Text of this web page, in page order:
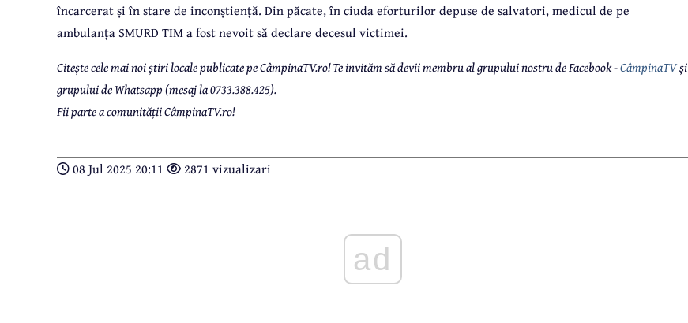
încarcerat și în stare de inconștiență. Din păcate, în ciuda eforturilor depuse de salvatori, medicul de pe
ambulanța SMURD TIM a fost nevoit să declare decesul victimei.
Citește cele mai noi știri locale publicate pe CâmpinaTV.ro! Te invităm să devii membru al grupului nostru de Facebook -CâmpinaTVși
grupului de Whatsapp (mesaj la 0733.388.425).
Fii parte a comunității CâmpinaTV.ro!
08 Jul 2025 20:11 2871 vizualizari
ad